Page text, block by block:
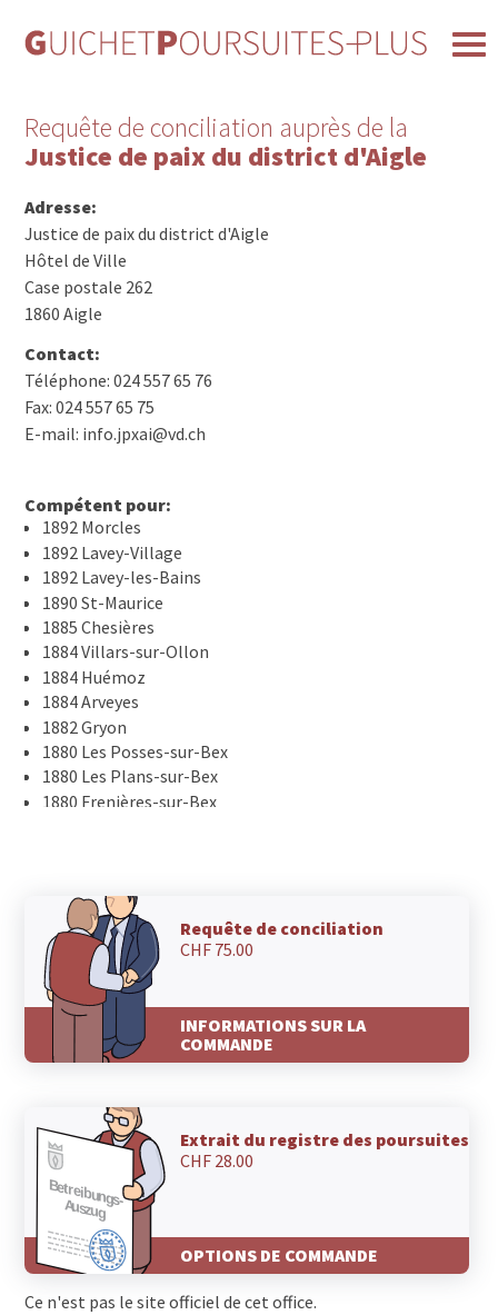
Requête de conciliation auprès de la
Justice de paix du district d'Aigle
Adresse:
Justice de paix du district d'Aigle
Hôtel de Ville
Case postale 262
1860 Aigle
Contact:
Téléphone: 024 557 65 76
Fax: 024 557 65 75
E-mail: info.jpxai@vd.ch
Compétent pour:
1892 Morcles
1892 Lavey-Village
1892 Lavey-les-Bains
1890 St-Maurice
1885 Chesières
1884 Villars-sur-Ollon
1884 Huémoz
1884 Arveyes
1882 Gryon
1880 Les Posses-sur-Bex
1880 Les Plans-sur-Bex
1880 Frenières-sur-Bex
1867 Panex
1867 Ollon VD
1866 La Forclaz VD
1865 Les Diablerets
1864 Vers-l'Eglise
1862 Les Mosses
1856 Corbeyrier
1854 Leysin
1853 Yvorne
1852 Roche VD
1847 Rennaz
1846 Chessel
1845 Noville
1844 Villeneuve VD
Requête de conciliation
CHF 75.00
INFORMATIONS SUR LA
COMMANDE
Extrait du registre des poursuites
CHF 28.00
OPTIONS DE COMMANDE
Ce n'est pas le site officiel de cet office.